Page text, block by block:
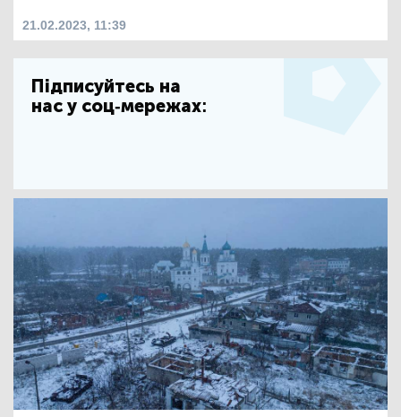
21.02.2023, 11:39
Підписуйтесь на
нас у соц-мережах: